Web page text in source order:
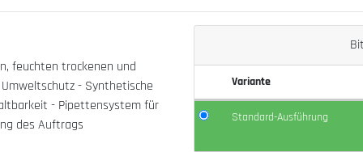
feuchten trockenen und
- Synthetische
- Pipettensystem für
des Auftrags
Variante
Standard-Ausführung